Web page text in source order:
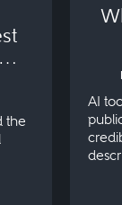
the
AI